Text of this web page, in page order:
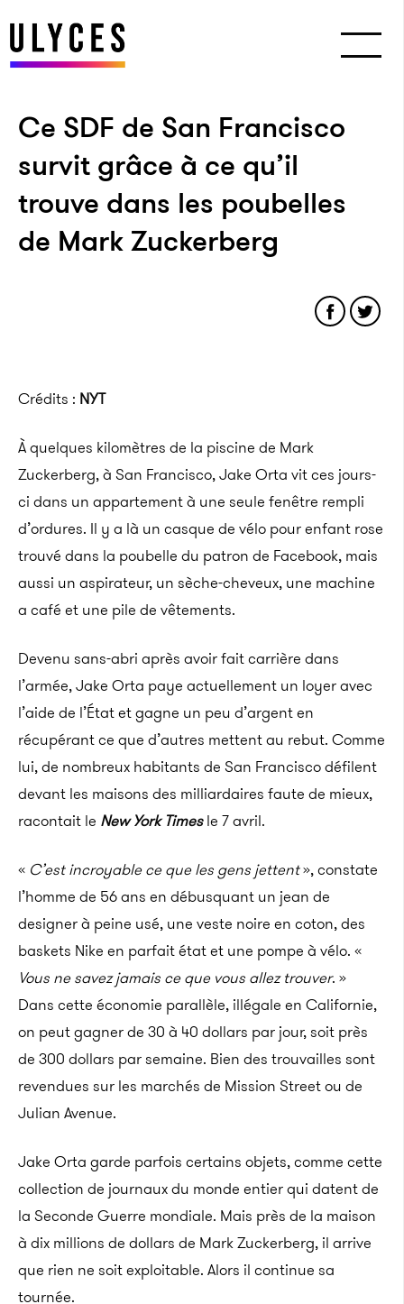
Ce SDF de San Francisco
survit grâce à ce qu’il
trouve dans les poubelles
de Mark Zuckerberg
Crédits : NYT
À quelques kilomètres de la piscine de Mark
Zuckerberg, à San Francisco, Jake Orta vit ces jours-
ci dans un appartement à une seule fenêtre rempli
d’ordures. Il y a là un casque de vélo pour enfant rose
trouvé dans la poubelle du patron de Facebook, mais
aussi un aspirateur, un sèche-cheveux, une machine
a café et une pile de vêtements.
Devenu sans-abri après avoir fait carrière dans
l’armée, Jake Orta paye actuellement un loyer avec
l’aide de l’État et gagne un peu d’argent en
récupérant ce que d’autres mettent au rebut. Comme
lui, de nombreux habitants de San Francisco défilent
devant les maisons des milliardaires faute de mieux,
racontait le New York Timesle 7 avril.
« C’est incroyable ce que les gens jettent», constate
l’homme de 56 ans en débusquant un jean de
designer à peine usé, une veste noire en coton, des
baskets Nike en parfait état et une pompe à vélo. «
Vous ne savez jamais ce que vous allez trouver. »
Dans cette économie parallèle, illégale en Californie,
on peut gagner de 30 à 40 dollars par jour, soit près
de 300 dollars par semaine. Bien des trouvailles sont
revendues sur les marchés de Mission Street ou de
Julian Avenue.
Jake Orta garde parfois certains objets, comme cette
collection de journaux du monde entier qui datent de
la Seconde Guerre mondiale. Mais près de la maison
à dix millions de dollars de Mark Zuckerberg, il arrive
que rien ne soit exploitable. Alors il continue sa
tournée.